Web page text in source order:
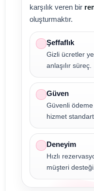
karşılık veren bir
oluşturmaktır.
Şeffaflık
Gizli ücretler
anlaşılır süreç.
Güven
Güvenli ödeme
hizmet
Deneyim
Hızlı
müşteri desteği.